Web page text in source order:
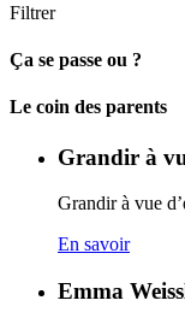
Filtrer
Ça se passe ou ?
Carto
Le coin des parents
Grandir à
Grandir à vue
En savoir
Emma